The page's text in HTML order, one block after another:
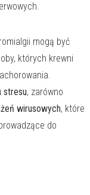
mogą być
których krewni
stresu, zarówno
wirusowych, które
do